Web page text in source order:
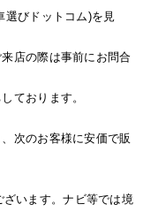
選びドットコム)を見
店の際は事前にお問合
ております。
次のお客様に安価で販
います。ナビ等では境